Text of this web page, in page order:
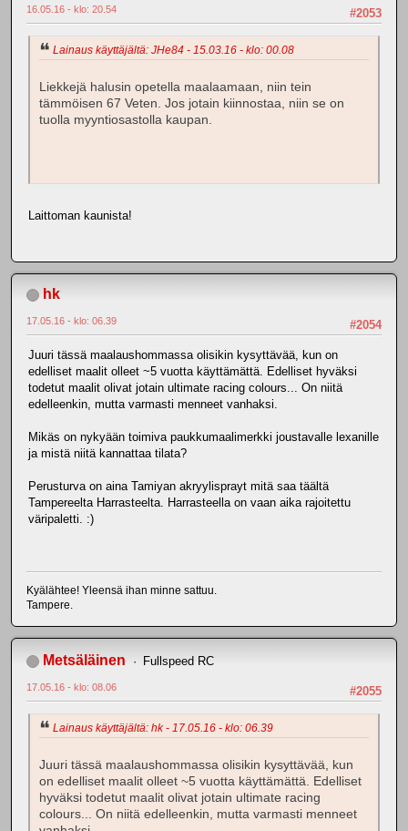
#2053
16.05.16 - klo: 20.54
Lainaus käyttäjältä: JHe84 - 15.03.16 - klo: 00.08
Liekkejä halusin opetella maalaamaan, niin tein
tämmöisen 67 Veten. Jos jotain kiinnostaa, niin se on
tuolla myyntiosastolla kaupan.
Laittoman kaunista!
hk
#2054
17.05.16 - klo: 06.39
Juuri tässä maalaushommassa olisikin kysyttävää, kun on
edelliset maalit olleet ~5 vuotta käyttämättä. Edelliset hyväksi
todetut maalit olivat jotain ultimate racing colours... On niitä
edelleenkin, mutta varmasti menneet vanhaksi.
Mikäs on nykyään toimiva paukkumaalimerkki joustavalle lexanille
ja mistä niitä kannattaa tilata?
Perusturva on aina Tamiyan akryylisprayt mitä saa täältä
Tampereelta Harrasteelta. Harrasteella on vaan aika rajoitettu
väripaletti. :)
Kyälähtee! Yleensä ihan minne sattuu.
Tampere.
Metsäläinen Fullspeed RC
#2055
17.05.16 - klo: 08.06
Lainaus käyttäjältä: hk - 17.05.16 - klo: 06.39
Juuri tässä maalaushommassa olisikin kysyttävää, kun
on edelliset maalit olleet ~5 vuotta käyttämättä. Edelliset
hyväksi todetut maalit olivat jotain ultimate racing
colours... On niitä edelleenkin, mutta varmasti menneet